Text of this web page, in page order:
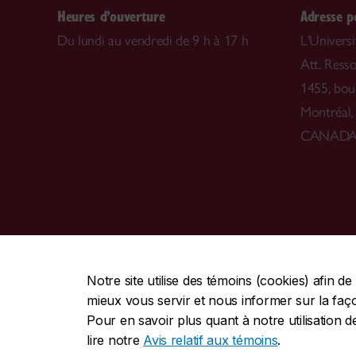
Notre site utilise des témoins (cookies) afin
mieux vous servir et nous informer sur la
Pour en savoir plus quant à notre utilisation
lire notre Avis relatif aux témoins.
Heures d’ouverture
Du lundi au vendredi de 9 h à 17 h
Adresse
Att.
1455,
CENTRALE514-848-2424 | URGENCE
Protection et prévention | Accessibilité | Confidentialité
Commentaires sur le site Web